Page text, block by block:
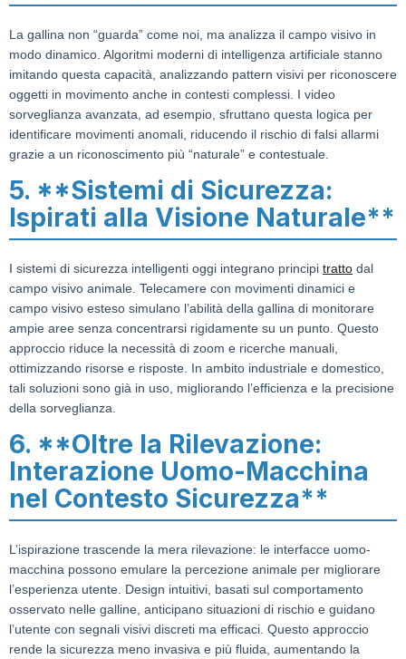
La gallina non “guarda” come noi, ma analizza il campo visivo in
modo dinamico. Algoritmi moderni di intelligenza artificiale stanno
imitando questa capacità, analizzando pattern visivi per riconoscere
oggetti in movimento anche in contesti complessi. I video
sorveglianza avanzata, ad esempio, sfruttano questa logica per
identificare movimenti anomali, riducendo il rischio di falsi allarmi
grazie a un riconoscimento più “naturale” e contestuale.
5. **Sistemi di Sicurezza:
Ispirati alla Visione Naturale**
I sistemi di sicurezza intelligenti oggi integrano principi tratto dal
campo visivo animale. Telecamere con movimenti dinamici e
campo visivo esteso simulano l’abilità della gallina di monitorare
ampie aree senza concentrarsi rigidamente su un punto. Questo
approccio riduce la necessità di zoom e ricerche manuali,
ottimizzando risorse e risposte. In ambito industriale e domestico,
tali soluzioni sono già in uso, migliorando l’efficienza e la precisione
della sorveglianza.
6. **Oltre la Rilevazione:
Interazione Uomo-Macchina
nel Contesto Sicurezza**
L’ispirazione trascende la mera rilevazione: le interfacce uomo-
macchina possono emulare la percezione animale per migliorare
l’esperienza utente. Design intuitivi, basati sul comportamento
osservato nelle galline, anticipano situazioni di rischio e guidano
l’utente con segnali visivi discreti ma efficaci. Questo approccio
rende la sicurezza meno invasiva e più fluida, aumentando la